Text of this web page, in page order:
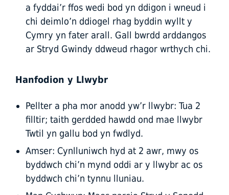
a fyddai’r ffos wedi bod yn ddigon i wneud i
chi deimlo’n ddiogel rhag byddin wyllt y
Cymry yn fater arall. Gall bwrdd arddangos
ar Stryd Gwindy ddweud rhagor wrthych chi.
Hanfodion y Llwybr
Pellter a pha mor anodd yw’r llwybr: Tua 2
filltir; taith gerdded hawdd ond mae llwybr
Twtil yn gallu bod yn fwdlyd.
Amser: Cynlluniwch hyd at 2 awr, mwy os
byddwch chi’n mynd oddi ar y llwybr ac os
byddwch chi’n tynnu lluniau.